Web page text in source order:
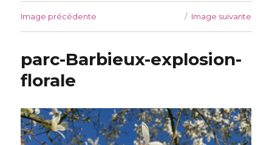
Image précédente Image suivante
parc-Barbieux-explosion-
florale